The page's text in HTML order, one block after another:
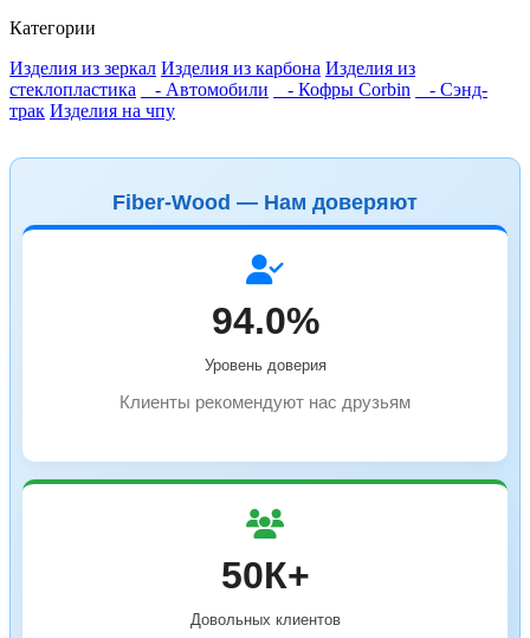
Категории
Изделия из зеркал Изделия из карбона Изделия из
стеклопластика
- Автомобили - Кофры Corbin
- Сэнд-
трак Изделия на чпу
Fiber-Wood — Нам доверяют
94.0%
Уровень доверия
Клиенты рекомендуют нас друзьям
50К+
Довольных клиентов